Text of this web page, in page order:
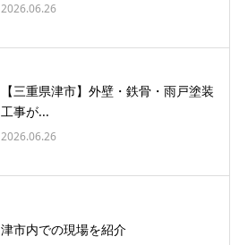
2026.06.26
【三重県津市】外壁・鉄骨・雨戸塗装
工事が...
2026.06.26
津市内での現場を紹介